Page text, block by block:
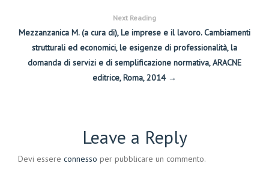
Next Reading
Mezzanzanica M. (a cura di), Le imprese e il lavoro. Cambiamenti
strutturali ed economici, le esigenze di professionalità, la
domanda di servizi e di semplificazione normativa, ARACNE
editrice, Roma, 2014 →
Leave a Reply
Devi essere connesso per pubblicare un commento.